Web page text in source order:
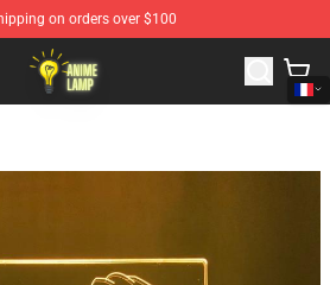
on orders over $100
- The Best Store of Anime Lamp